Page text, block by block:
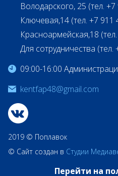
Володарского, 25 (тел.
Ключевая,14 (тел. +7 911
Красноармейская,18
Для сотрудничества
09:00-16:00
kentfap48@gmail.com
2019 © Поплавок
© Сайт создан в Студии
Перейти на